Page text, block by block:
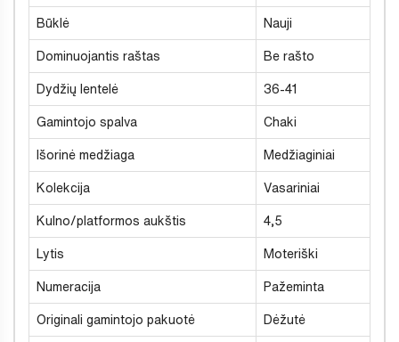
Būklė Nauji
Dominuojantis raštas Be rašto
Dydžių lentelė 36-41
Gamintojo spalva Chaki
Išorinė medžiaga Medžiaginiai
Kolekcija Vasariniai
Kulno/platformos aukštis 4,5
Lytis Moteriški
Numeracija Pažeminta
Originali gamintojo pakuotė Dėžutė